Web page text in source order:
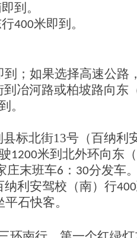
到。
400米即到。
到；如果选择高速公路
冶河路或柏坡路向东
。
县标北街13号（百纳利
1200米到北外环向东（
庄末班车6 ： 30分发车。
纳利安驾校（南）行400
石快客。